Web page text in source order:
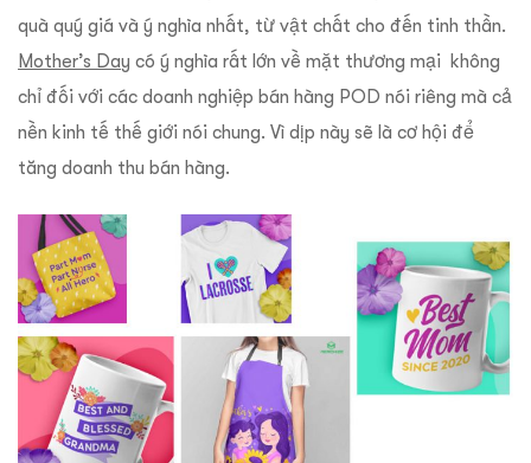
quà quý giá và ý nghĩa nhất, từ vật chất cho đến tinh thần.
Mother’s Day có ý nghĩa rất lớn về mặt thương mại không
chỉ đối với các doanh nghiệp bán hàng POD nói riêng mà cả
nền kinh tế thế giới nói chung. Vì dịp này sẽ là cơ hội để
tăng doanh thu bán hàng.